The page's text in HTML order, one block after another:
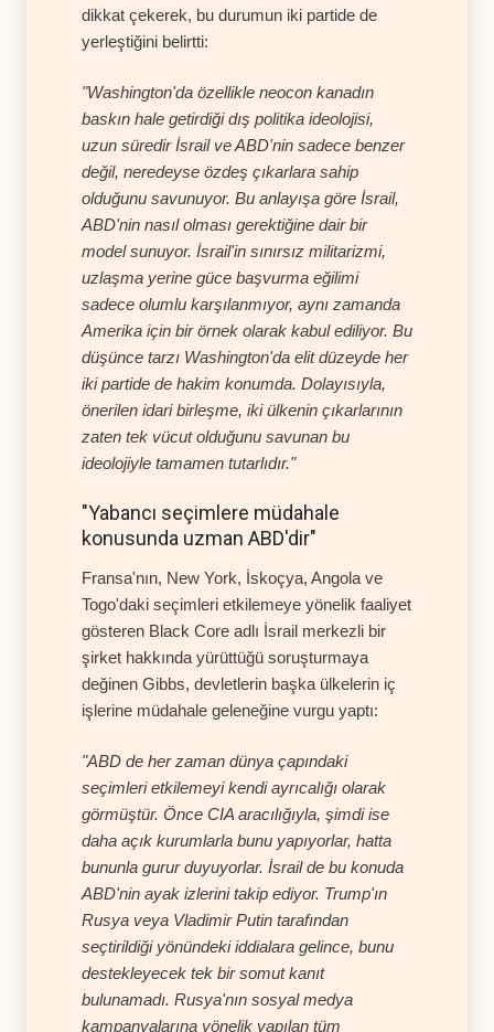
dikkat çekerek, bu durumun iki partide de
yerleştiğini belirtti:
"Washington'da özellikle neocon kanadın
baskın hale getirdiği dış politika ideolojisi,
uzun süredir İsrail ve ABD'nin sadece benzer
değil, neredeyse özdeş çıkarlara sahip
olduğunu savunuyor. Bu anlayışa göre İsrail,
ABD'nin nasıl olması gerektiğine dair bir
model sunuyor. İsrail'in sınırsız militarizmi,
uzlaşma yerine güce başvurma eğilimi
sadece olumlu karşılanmıyor, aynı zamanda
Amerika için bir örnek olarak kabul ediliyor. Bu
düşünce tarzı Washington'da elit düzeyde her
iki partide de hakim konumda. Dolayısıyla,
önerilen idari birleşme, iki ülkenin çıkarlarının
zaten tek vücut olduğunu savunan bu
ideolojiyle tamamen tutarlıdır."
"Yabancı seçimlere müdahale
konusunda uzman ABD'dir"
Fransa'nın, New York, İskoçya, Angola ve
Togo'daki seçimleri etkilemeye yönelik faaliyet
gösteren Black Core adlı İsrail merkezli bir
şirket hakkında yürüttüğü soruşturmaya
değinen Gibbs, devletlerin başka ülkelerin iç
işlerine müdahale geleneğine vurgu yaptı:
"ABD de her zaman dünya çapındaki
seçimleri etkilemeyi kendi ayrıcalığı olarak
görmüştür. Önce CIA aracılığıyla, şimdi ise
daha açık kurumlarla bunu yapıyorlar, hatta
bununla gurur duyuyorlar. İsrail de bu konuda
ABD'nin ayak izlerini takip ediyor. Trump'ın
Rusya veya Vladimir Putin tarafından
seçtirildiği yönündeki iddialara gelince, bunu
destekleyecek tek bir somut kanıt
bulunamadı. Rusya'nın sosyal medya
kampanyalarına yönelik yapılan tüm